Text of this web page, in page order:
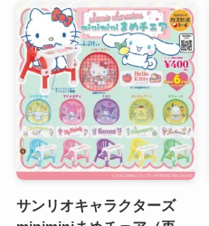
サンリオキャラクターズ